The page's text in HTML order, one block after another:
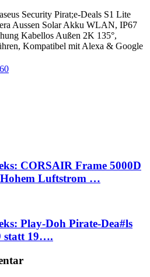
Security Pirat;e-Deals S1 Lite
Aussen Solar Akku WLAN, IP67
Kabellos Außen 2K 135°,
Kompatibel mit Alexa & Google
CORSAIR Frame 5000D
Luftstrom …
Play-Doh Pirate-Dea#ls
statt 19….